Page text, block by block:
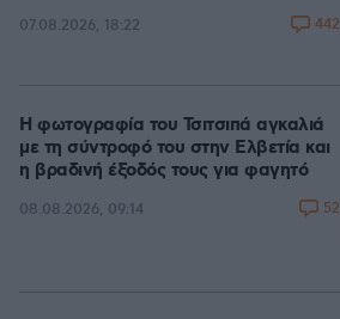
07.08.2026, 18:22 442
Η φωτογραφία του Τσιτσιπά αγκαλιά
με τη σύντροφό του στην Ελβετία και
η βραδινή έξοδός τους για φαγητό
08.08.2026, 09:14 52